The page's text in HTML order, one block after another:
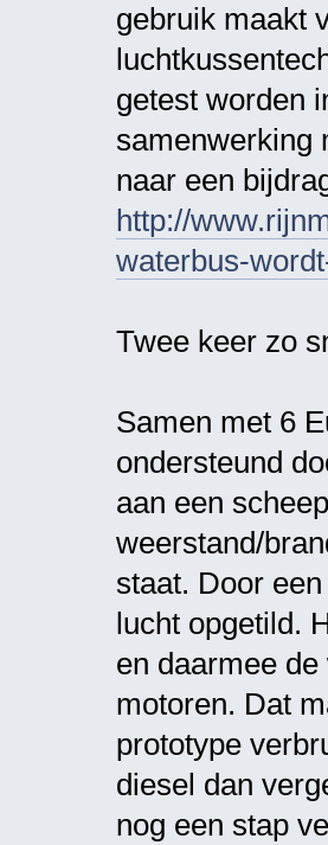
gebruik maakt
getest worden
samenwerking
naar een
http://
waterbus-
Twee keer zo
Samen met 6
ondersteund
aan een
weerstand/
staat. Door
lucht opgetild.
en daarmee
motoren. Dat
prototype
diesel dan
nog een stap